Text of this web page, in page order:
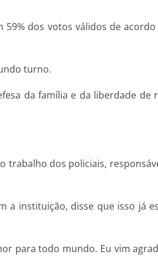
59% dos votos válidos de
turno.
da família e da liberdade de
trabalho dos policiais,
a instituição, disse que isso já
para todo mundo. Eu vim